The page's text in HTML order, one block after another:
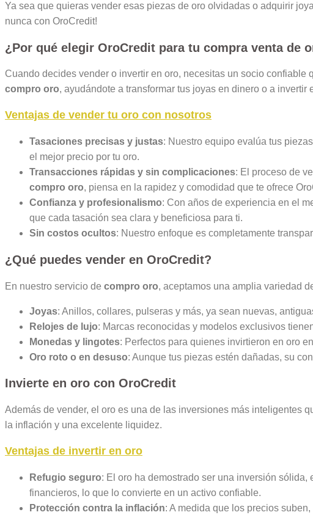
Ya sea que quieras vender esas piezas de oro olvidadas o adquirir
nunca con OroCredit!
¿Por qué elegir OroCredit para tu compra venta de
Cuando decides vender o invertir en oro, necesitas un socio
compro oro, ayudándote a transformar tus joyas en dinero o a invertir
Ventajas de vender tu oro con nosotros
Tasaciones precisas y justas: Nuestro equipo evalúa tus
el mejor precio por tu oro.
Transacciones rápidas y sin complicaciones: El proceso de
compro oro, piensa en la rapidez y comodidad que te ofrece
Confianza y profesionalismo: Con años de experiencia en el
que cada tasación sea clara y beneficiosa para ti.
Sin costos ocultos: Nuestro enfoque es completamente
¿Qué puedes vender en OroCredit?
En nuestro servicio de compro oro, aceptamos una amplia variedad
Joyas: Anillos, collares, pulseras y más, ya sean nuevas,
Relojes de lujo: Marcas reconocidas y modelos exclusivos
Monedas y lingotes: Perfectos para quienes invirtieron en oro
Oro roto o en desuso: Aunque tus piezas estén dañadas, su
Invierte en oro con OroCredit
Además de vender, el oro es una de las inversiones más inteligentes
la inflación y una excelente liquidez.
Ventajas de invertir en oro
Refugio seguro: El oro ha demostrado ser una inversión
financieros, lo que lo convierte en un activo confiable.
Protección contra la inflación: A medida que los precios